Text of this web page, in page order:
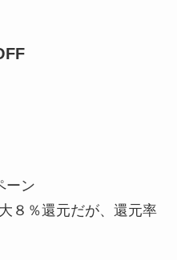
ーン
８％還元だが、還元率